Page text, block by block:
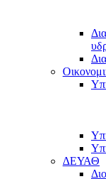
ΔΕΥΑΘ